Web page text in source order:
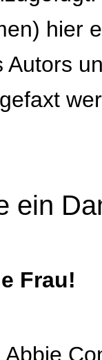
hier
Autors
ein
Frau!